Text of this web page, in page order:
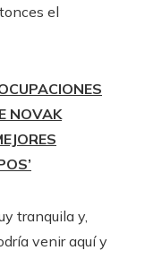
el
NOVAK
tranquila y,
venir aquí y